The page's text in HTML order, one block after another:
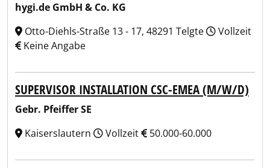
hygi.de GmbH & Co. KG
Otto-Diehls-Straße 13 - 17, 48291 Telgte
Vollzeit
Keine Angabe
SUPERVISOR INSTALLATION CSC-EMEA (M/W/D)
Gebr. Pfeiffer SE
Kaiserslautern
Vollzeit 50.000-60.000